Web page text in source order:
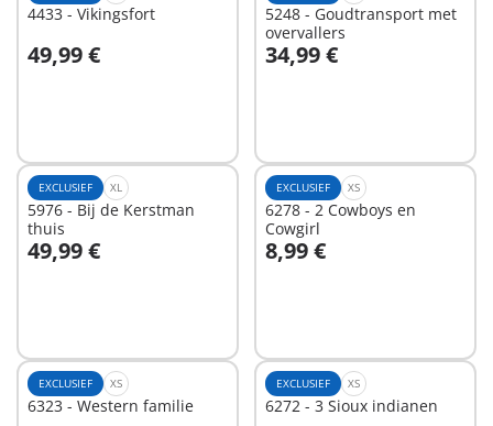
4433 - Vikingsfort
49,99 €
In winkelwagen
5248 - Goudtransport met
overvallers
34,99 €
In winkelwagen
EXCLUSIEF XL
5976 - Bij de Kerstman
thuis
49,99 €
EXCLUSIEF XS
6278 - 2 Cowboys en
Cowgirl
8,99 €
In winkelwagen
EXCLUSIEF XS
6323 - Western familie
EXCLUSIEF XS
6272 - 3 Sioux indianen